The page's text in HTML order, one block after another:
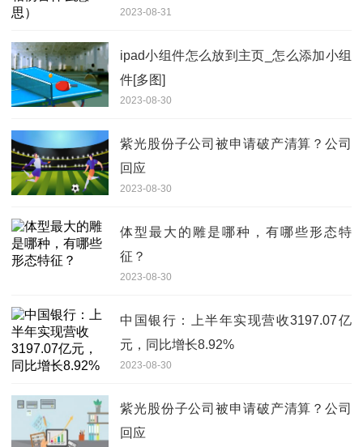
2023-08-31
ipad小组件怎么放到主页_怎么添加小组
件[多图]
2023-08-30
紫光股份子公司被申请破产清算？公司
回应
2023-08-30
体型最大的雕是哪种，有哪些形态特
征？
2023-08-30
中国银行：上半年实现营收3197.07亿
元，同比增长8.92%
2023-08-30
紫光股份子公司被申请破产清算？公司
回应